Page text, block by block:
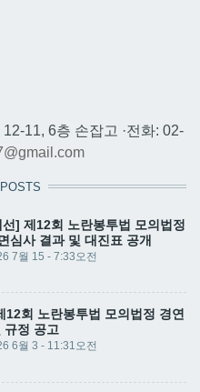
11, 6층 손잡고 ·전화: 02-
POSTS
] 제12회 노란봉투법 모의법정
심사 결과 및 대진표 공개
7월 15 - 7:33오전
12회 노란봉투법 모의법정 경연
규정 공고
6월 3 - 11:31오전